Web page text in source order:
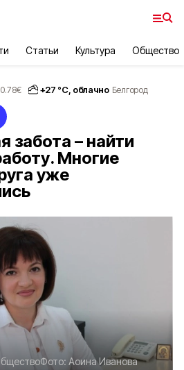
Статьи Культура Общество
€ +27 °С, облачно Белгород
забота – найти
Многие
уже
Фото: Аоина Иванова